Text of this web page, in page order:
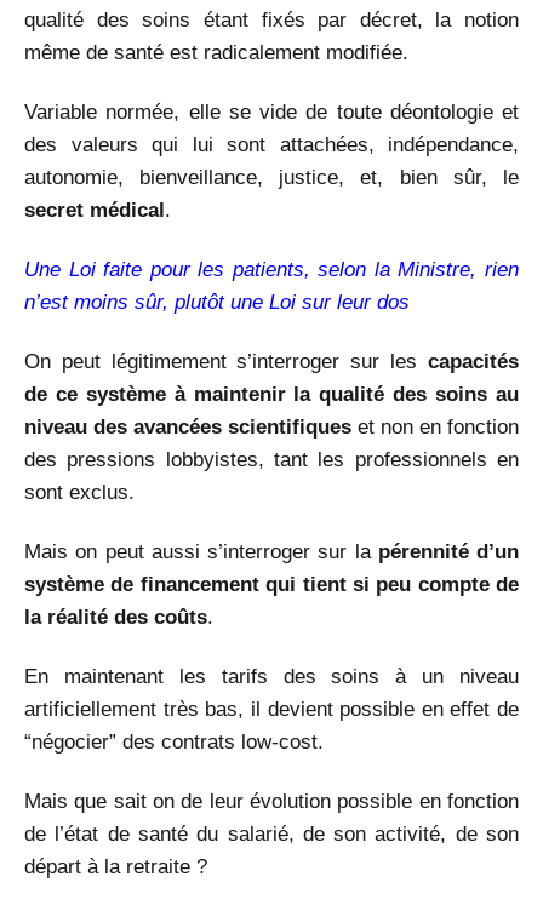
qualité des soins étant fixés par décret, la notion
même de santé est radicalement modifiée.
Variable normée, elle se vide de toute déontologie et
des valeurs qui lui sont attachées, indépendance,
autonomie, bienveillance, justice, et, bien sûr, le
secret médical.
Une Loi faite pour les patients, selon la Ministre, rien
n’est moins sûr, plutôt une Loi sur leur dos
On peut légitimement s’interroger sur les capacités
de ce système à maintenir la qualité des soins au
niveau des avancées scientifiques et non en fonction
des pressions lobbyistes, tant les professionnels en
sont exclus.
Mais on peut aussi s’interroger sur la pérennité d’un
système de financement qui tient si peu compte de
la réalité des coûts.
En maintenant les tarifs des soins à un niveau
artificiellement très bas, il devient possible en effet de
“négocier” des contrats low-cost.
Mais que sait on de leur évolution possible en fonction
de l’état de santé du salarié, de son activité, de son
départ à la retraite ?